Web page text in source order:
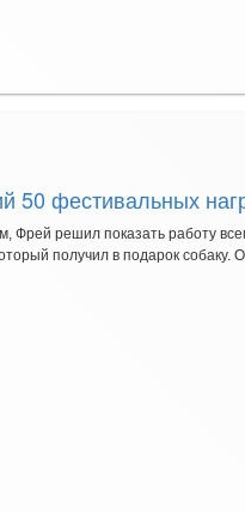
50 фестивальных
решил показать работу
получил в подарок собаку.